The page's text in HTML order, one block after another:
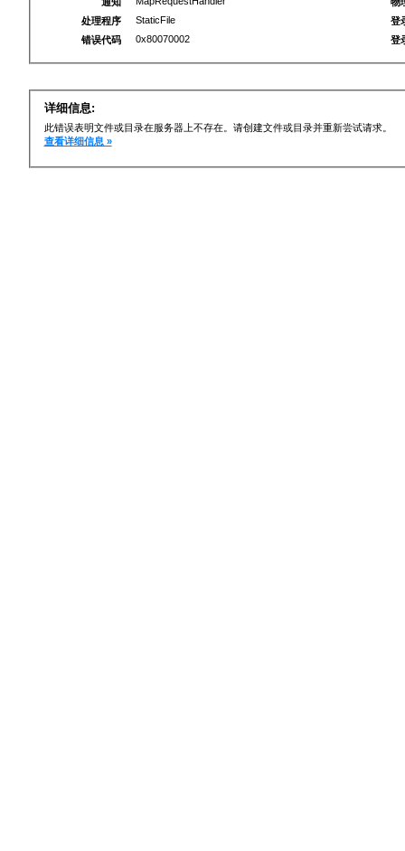
处理程序
StaticFile
错误代码
0x80070002
登
登
详细信息:
此错误表明文件或目录在服务器上不存在。请创建文件或目录并重新尝试请求。
查看详细信息 »